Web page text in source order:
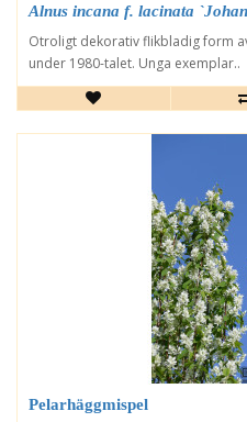
Alnus incana f. lacinata
Otroligt dekorativ flikbladig form
under 1980-talet. Unga exemplar..
Pelarhäggmispel